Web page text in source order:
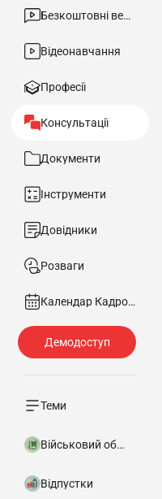
Безкоштовні вебінари
Відеонавчання
Професії
Консультації
Документи
Інструменти
Довідники
Розваги
Календар Кадровика
Теми
Військовий облік
Відпустки